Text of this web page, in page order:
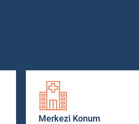
Merkezi Konum